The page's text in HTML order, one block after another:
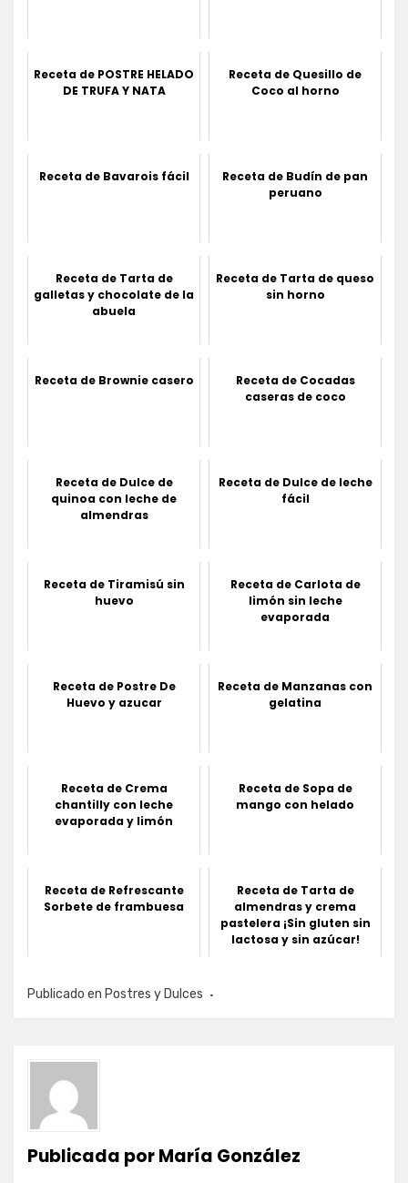
Receta de POSTRE HELADO
DE TRUFA Y NATA
Receta de Quesillo de
Coco al horno
Receta de Bavarois fácil
Receta de Budín de pan
peruano
Receta de Tarta de
galletas y chocolate de la
abuela
Receta de Tarta de queso
sin horno
Receta de Brownie casero
Receta de Cocadas
caseras de coco
Receta de Dulce de
quinoa con leche de
almendras
Receta de Dulce de leche
fácil
Receta de Tiramisú sin
huevo
Receta de Carlota de
limón sin leche
evaporada
Receta de Postre De
Huevo y azucar
Receta de Manzanas con
gelatina
Receta de Crema
chantilly con leche
evaporada y limón
Receta de Sopa de
mango con helado
Receta de Refrescante
Sorbete de frambuesa
Receta de Tarta de
almendras y crema
pastelera ¡Sin gluten sin
lactosa y sin azúcar!
Publicado en Postres y Dulces
Publicada porMaría González